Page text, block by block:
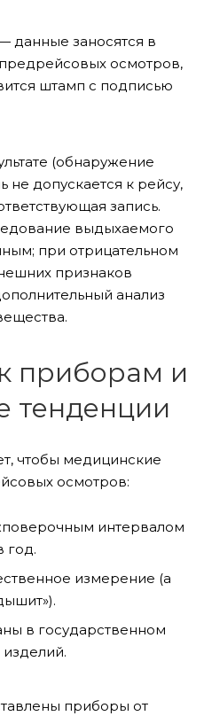
данные заносятся в
осмотров,
штамп с подписью
(обнаружение
не допускается к рейсу,
запись.
выдыхаемого
при отрицательном
признаков
анализ
приборам и
тенденции
чтобы медицинские
осмотров:
интервалом
год.
измерение (а
в государственном
приборы от